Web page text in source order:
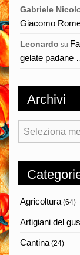
Gabriele
Giacomo
Leonardo su
gelate padane
Archivi
Archivi
Agricoltura(64)
Artigiani del
Cantina(24)